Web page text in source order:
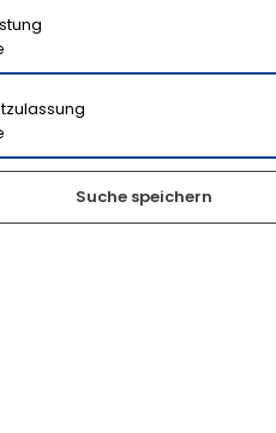
Suche speichern